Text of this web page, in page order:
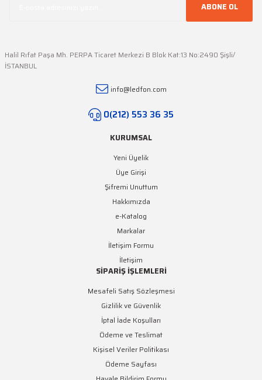
LEDFON
RF Kumandalı Tunable White CCT Led Kontrol Cihazı (12V-24V / 20A)
1.498,37 TL + KDV
ABONE OL
Halil Rıfat Paşa Mh. PERPA Ticaret Merkezi B Blok Kat:13 No:2490 Şişli/
İSTANBUL
info@ledfon.com
0(212) 553 36 35
KURUMSAL
Yeni Üyelik
Üye Girişi
Şifremi Unuttum
Hakkımızda
e-Katalog
Markalar
İletişim Formu
İletişim
SİPARİŞ İŞLEMLERİ
Mesafeli Satış Sözleşmesi
Gizlilik ve Güvenlik
İptal İade Koşulları
Ödeme ve Teslimat
Kişisel Veriler Politikası
Ödeme Sayfası